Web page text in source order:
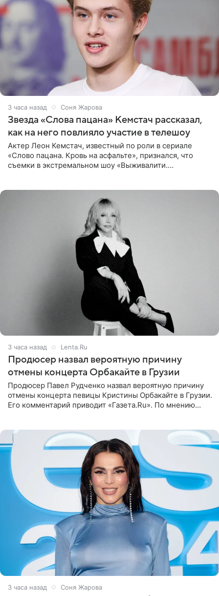
3 часа назад Соня Жарова
Звезда «Слова пацана» Кемстач рассказал,
как на него повлияло участие в телешоу
Актер Леон Кемстач, известный по роли в сериале
«Слово пацана. Кровь на асфальте», признался, что
съемки в экстремальном шоу «Выживалити.
3 часа назад Lenta.Ru
Продюсер назвал вероятную причину
отмены концерта Орбакайте в Грузии
Продюсер Павел Рудченко назвал вероятную причину
отмены концерта певицы Кристины Орбакайте в Грузии.
Его комментарий приводит «Газета.Ru». По мнению
3 часа назад Соня Жарова